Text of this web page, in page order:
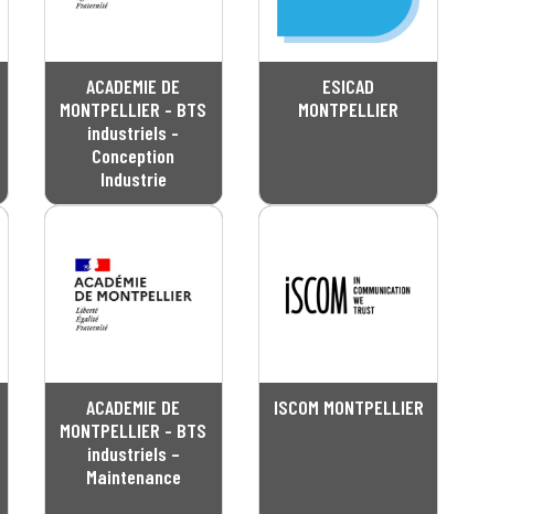
ACADEMIE DE
MONTPELLIER - BTS
industriels -
Conception
Industrie
ESICAD
MONTPELLIER
ACADEMIE DE
MONTPELLIER - BTS
industriels –
Maintenance
ISCOM MONTPELLIER